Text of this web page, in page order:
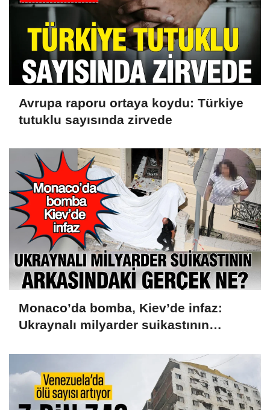
Avrupa raporu ortaya koydu: Türkiye
tutuklu sayısında zirvede
Monaco’da bomba, Kiev’de infaz:
Ukraynalı milyarder suikastının